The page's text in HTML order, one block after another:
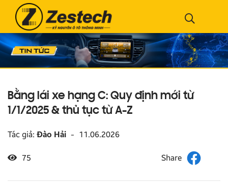
Bằng lái xe hạng C: Quy định mới từ
1/1/2025 & thủ tục từ A-Z
Tác giả: Đào Hải - 11.06.2026
75